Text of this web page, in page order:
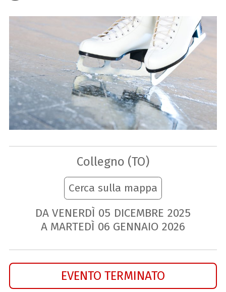
Collegno (TO)
Cerca sulla mappa
DA VENERDÌ 05 DICEMBRE 2025
A MARTEDÌ 06 GENNAIO 2026
EVENTO TERMINATO